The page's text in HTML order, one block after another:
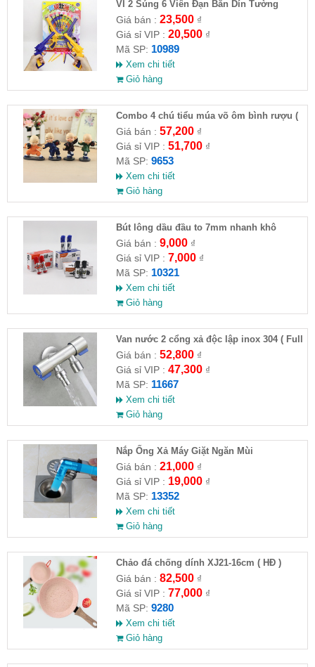
VỈ 2 Súng 6 Viên Đạn Bắn Dín Tường
Giá bán : 23,500₫
Giá sỉ VIP : 20,500₫
Mã SP: 10989
Xem chi tiết
Giỏ hàng
Combo 4 chú tiểu múa võ ôm bình rượu (
HĐ )
Giá bán : 57,200₫
Giá sỉ VIP : 51,700₫
Mã SP: 9653
Xem chi tiết
Giỏ hàng
Bút lông dầu đầu to 7mm nhanh khô
Giá bán : 9,000₫
Giá sỉ VIP : 7,000₫
Mã SP: 10321
Xem chi tiết
Giỏ hàng
Van nước 2 cổng xả độc lập inox 304 ( Full
VAT )
Giá bán : 52,800₫
Giá sỉ VIP : 47,300₫
Mã SP: 11667
Xem chi tiết
Giỏ hàng
Nắp Ống Xả Máy Giặt Ngăn Mùi
Giá bán : 21,000₫
Giá sỉ VIP : 19,000₫
Mã SP: 13352
Xem chi tiết
Giỏ hàng
Chảo đá chống dính XJ21-16cm ( HĐ )
Giá bán : 82,500₫
Giá sỉ VIP : 77,000₫
Mã SP: 9280
Xem chi tiết
Giỏ hàng